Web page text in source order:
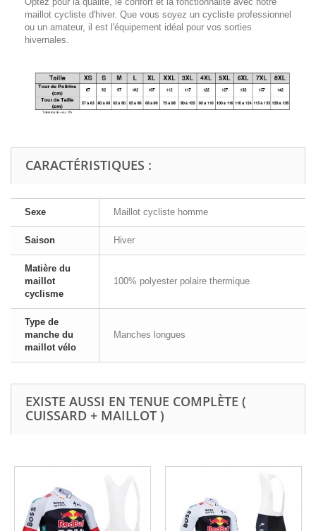
maillot cycliste d'hiver. Que vous soyez un cycliste professionnel
ou un amateur, il est l'équipement idéal pour vos sorties
hivernales.
CARACTÉRISTIQUES :
Sexe Maillot cycliste homme
Saison Hiver
Matière du
maillot
cyclisme
100% polyester polaire thermique
Type de
manche du
maillot vélo
Manches longues
EXISTE AUSSI EN TENUE COMPLÈTE (
CUISSARD + MAILLOT )